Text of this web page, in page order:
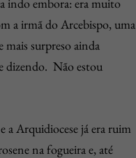
a irmã do Arcebispo, uma
mais surpreso ainda
dizendo. Não estou
a Arquidiocese já era ruim
na fogueira e, até